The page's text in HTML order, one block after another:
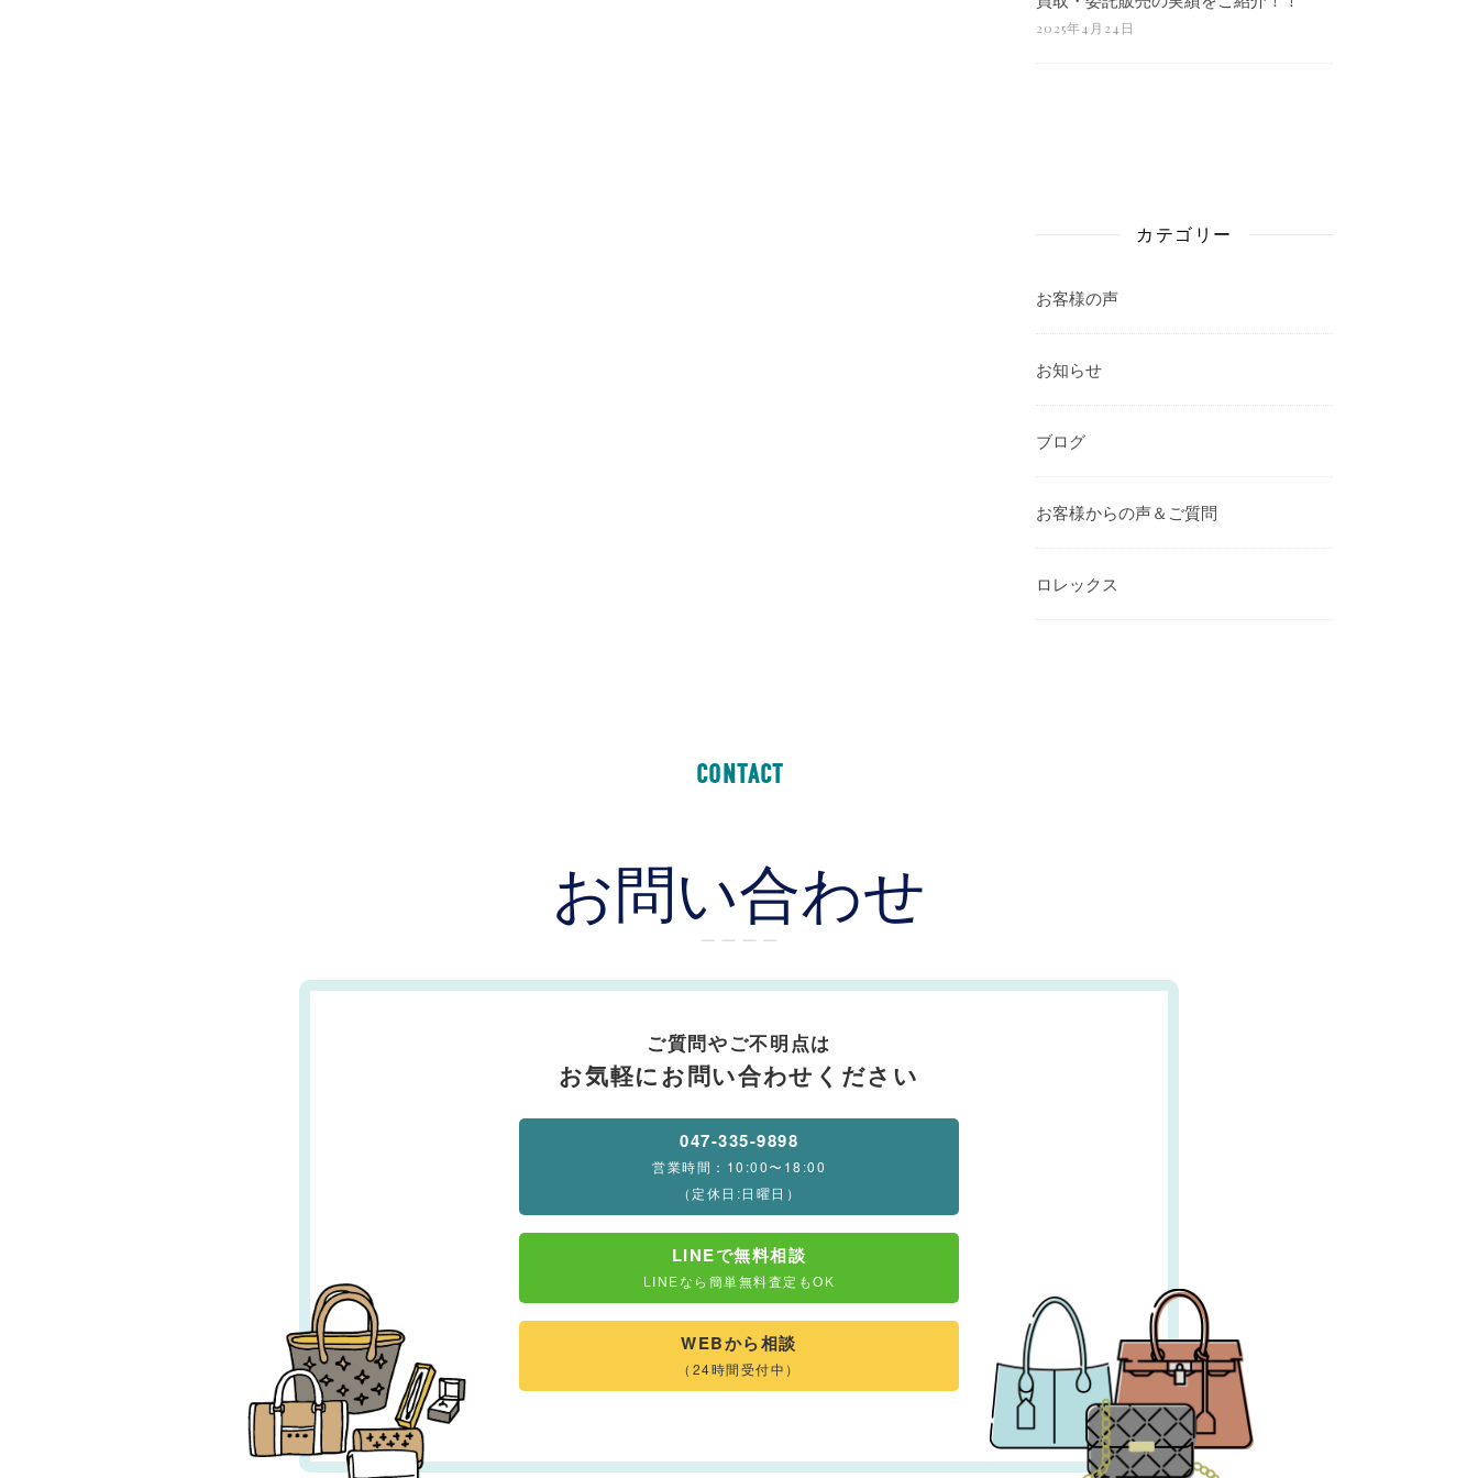
2025年4月24日
カテゴリー
お客様の声
お知らせ
ブログ
お客様からの声＆ご質問
ロレックス
CONTACT
お問い合わせ
ー ー ー ー
ご質問やご不明点は
お気軽にお問い合わせください
047-335-9898
営業時間：10:00〜18:00
（定休日:日曜日）
LINEで無料相談
LINEなら簡単無料査定もOK
WEBから相談
（24時間受付中）